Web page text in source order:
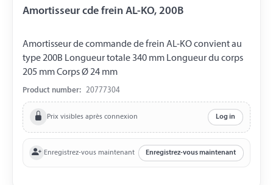
Amortisseur cde frein AL-KO, 200B
Amortisseur de commande de frein AL-KO convient au
type 200B Longueur totale 340 mm Longueur du corps
205 mm Corps Ø 24 mm
Product number: 20777304
Prix visibles après connexion Log in
Enregistrez-vous maintenant Enregistrez-vous maintenant